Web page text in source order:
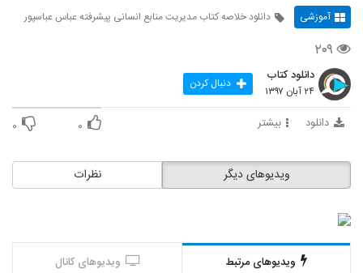
آموزشی دانلود خلاصه کتاب مدیریت منابع انسانی پیشرفته عباس عباسپور
۲۰۹
دانلود کتاب
۲۴ آبان ۱۳۹۷ دنبال کردن
دانلود بیشتر ۰ ۰
نظرات ویدیوهای دیگر
ویدیوهای مرتبط ویدیوهای کانال